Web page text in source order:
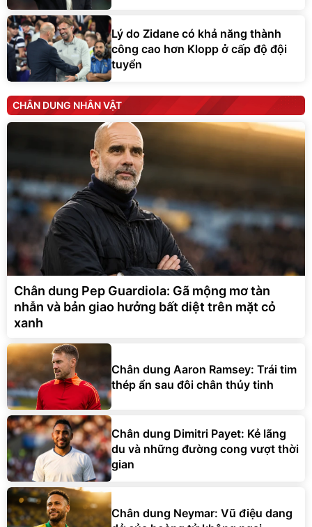
Lý do Zidane có khả năng thành
công cao hơn Klopp ở cấp độ đội
tuyển
CHÂN DUNG NHÂN VẬT
Chân dung Pep Guardiola: Gã mộng mơ tàn
nhẫn và bản giao hưởng bất diệt trên mặt cỏ
xanh
Chân dung Aaron Ramsey: Trái tim
thép ẩn sau đôi chân thủy tinh
Chân dung Dimitri Payet: Kẻ lãng
du và những đường cong vượt thời
gian
Chân dung Neymar: Vũ điệu dang